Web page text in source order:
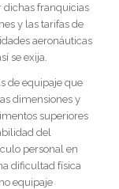
dichas franquicias
y las tarifas de
aeronáuticas
se exija.
de equipaje que
dimensiones y
superiores
del
personal en
dificultad física
equipaje